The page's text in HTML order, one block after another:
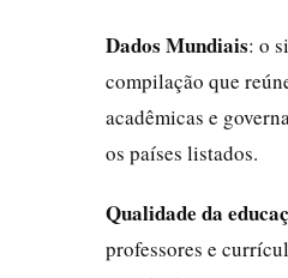
Dados Mundiais: o
compilação que
acadêmicas e
os países listados.
Qualidade da
professores e